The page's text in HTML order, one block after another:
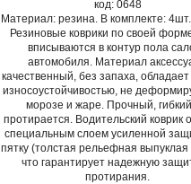
код: 0648
Материал: резина. В комплекте: 4шт.
Резиновые коврики по своей
вписываются в контур пола
автомобиля. Материал
качественный, без запаха,
износоустойчивостью, не
морозе и жаре. Прочный,
протирается. Водительский коврик
специальным слоем усиленной
пятку (толстая рельефная
что гарантирует надежную
протирания.